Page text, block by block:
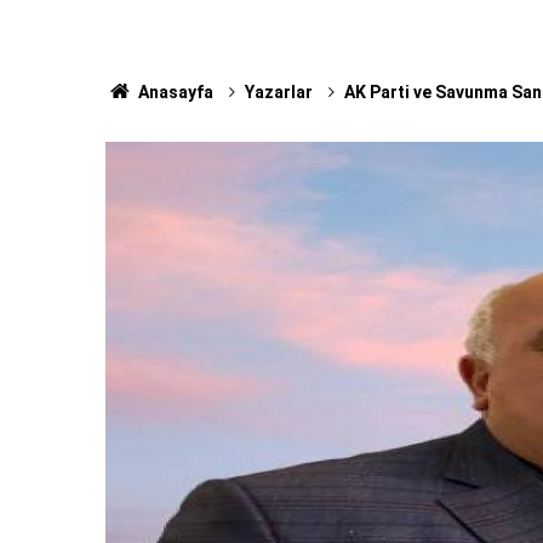
Anasayfa Yazarlar AK Parti ve Savunma